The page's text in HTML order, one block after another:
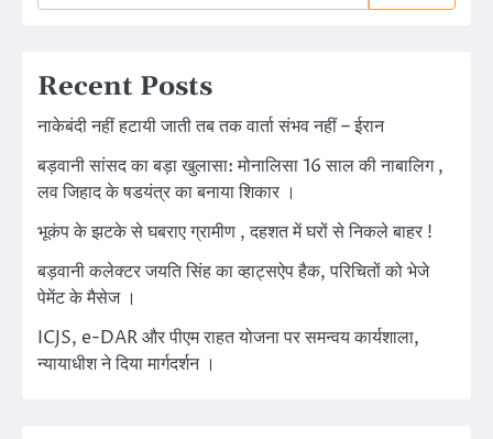
Recent Posts
नाकेबंदी नहीं हटायी जाती तब तक वार्ता संभव नहीं – ईरान
बड़वानी सांसद का बड़ा खुलासा: मोनालिसा 16 साल की नाबालिग ,
लव जिहाद के षडयंत्र का बनाया शिकार ।
भूकंप के झटके से घबराए ग्रामीण , दहशत में घरों से निकले बाहर !
बड़वानी कलेक्टर जयति सिंह का व्हाट्सऐप हैक, परिचितों को भेजे
पेमेंट के मैसेज ।
ICJS, e-DAR और पीएम राहत योजना पर समन्वय कार्यशाला,
न्यायाधीश ने दिया मार्गदर्शन ।